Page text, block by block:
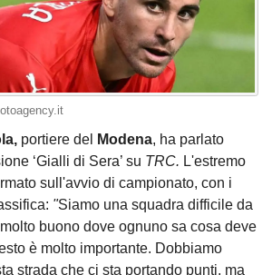
portiere del Modena, ha parlato
‘Gialli di Sera’ su TRC. L'estremo
sull'avvio di campionato, con i
"Siamo una squadra difficile da
buono dove ognuno sa cosa deve
è molto importante. Dobbiamo
strada che ci sta portando punti, ma